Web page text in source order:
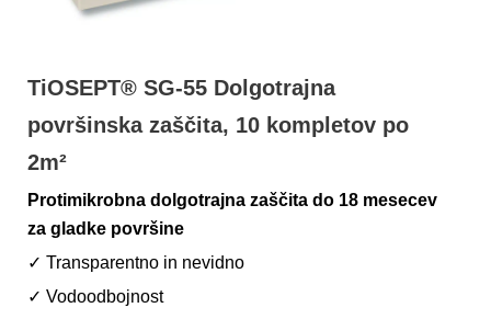
TiOSEPT® SG-55 Dolgotrajna
površinska zaščita, 10 kompletov po
2m²
Protimikrobna dolgotrajna zaščita do 18 mesecev
za gladke površine
✓ Transparentno in nevidno
✓ Vodoodbojnost